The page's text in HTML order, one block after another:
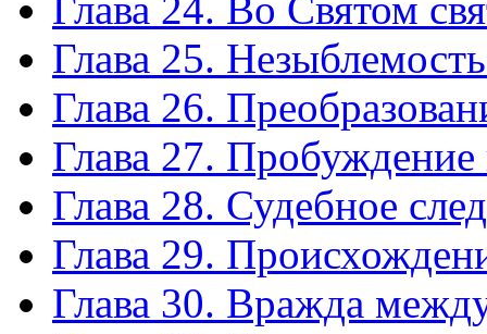
Глава 24. Во Святом
Глава 25.
Глава 26.
Глава 27.
Глава 28. Судебное
Глава 29.
Глава 30. Вражда